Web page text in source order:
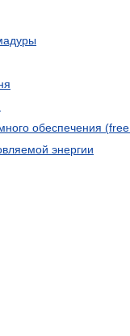
обеспечения (free
энергии